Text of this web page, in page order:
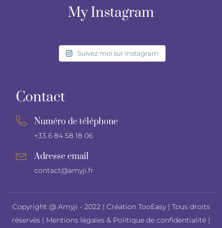
My Instagram
Suivez moi sur Instagram
Contact
Numéro de téléphone
+33 6 84 58 18 06
Adresse email
contact@amyji.fr
Copyright @ Amyji - 2022 | Création TooEasy | Tous droits
réservés | Mentions légales & Politique de confidentialité |